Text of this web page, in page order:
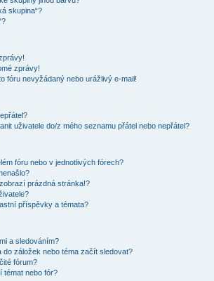
skupina“?
zprávy!
fóru nevyžádaný nebo urážlivý e-mail!
uživatele do/z mého seznamu přátel nebo nepřátel?
fóru nebo v jednotlivých fórech?
prázdná stránka!?
příspěvky a témata?
a sledováním?
do záložek nebo téma začít sledovat?
fórum?
témat nebo fór?